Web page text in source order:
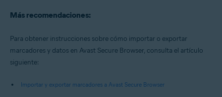
Más recomendaciones:
Para obtener instrucciones sobre cómo importar o exportar
marcadores y datos en Avast Secure Browser, consulta el artículo
siguiente:
Importar y exportar marcadores a Avast Secure Browser